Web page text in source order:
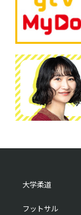
大学柔道
フットサル